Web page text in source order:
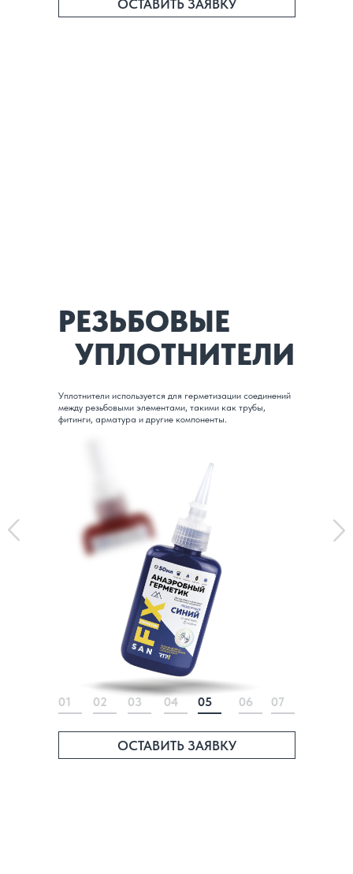
ОСТАВИТЬ ЗАЯВКУ
Уплотнители используется для герметизации соединений
между резьбовыми элементами, такими как трубы,
фитинги, арматура и другие компоненты.
РЕЗЬБОВЫЕ
УПЛОТНИТЕЛИ
ОСТАВИТЬ ЗАЯВКУ
06 07
05
04
03
01 02